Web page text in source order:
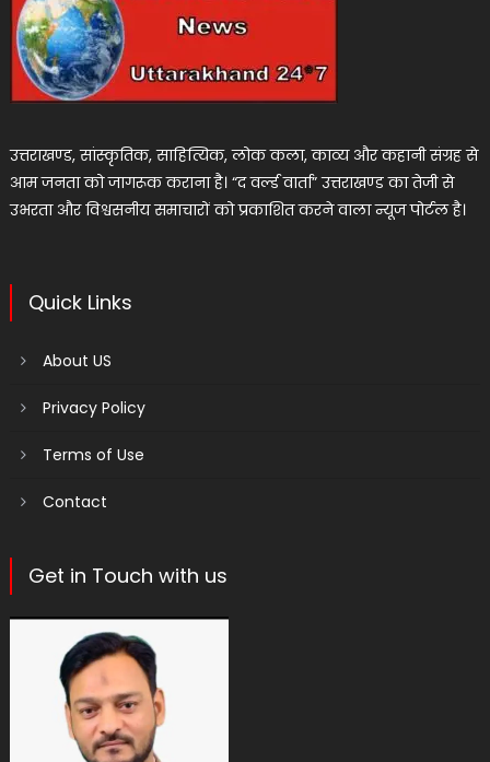
उत्तराखण्ड, सांस्कृतिक, साहित्यिक, लोक कला, काव्य और कहानी संग्रह से
आम जनता को जागरूक कराना है। “द वर्ल्ड वार्ता” उत्तराखण्ड का तेजी से
उभरता और विश्वसनीय समाचारों को प्रकाशित करने वाला न्यूज पोर्टल है।
Quick Links
About US
Privacy Policy
Terms of Use
Contact
Get in Touch with us